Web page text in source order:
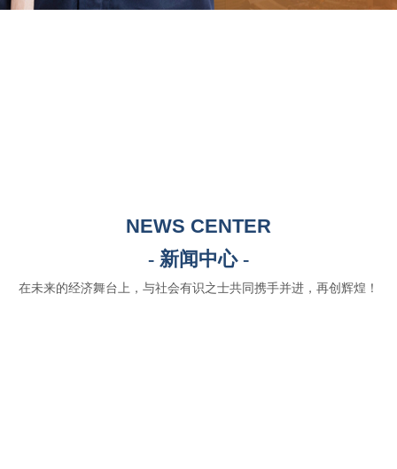
NEWS CENTER
- 新闻中心 -
在未来的经济舞台上，与社会有识之士共同携手并进，再创辉煌！